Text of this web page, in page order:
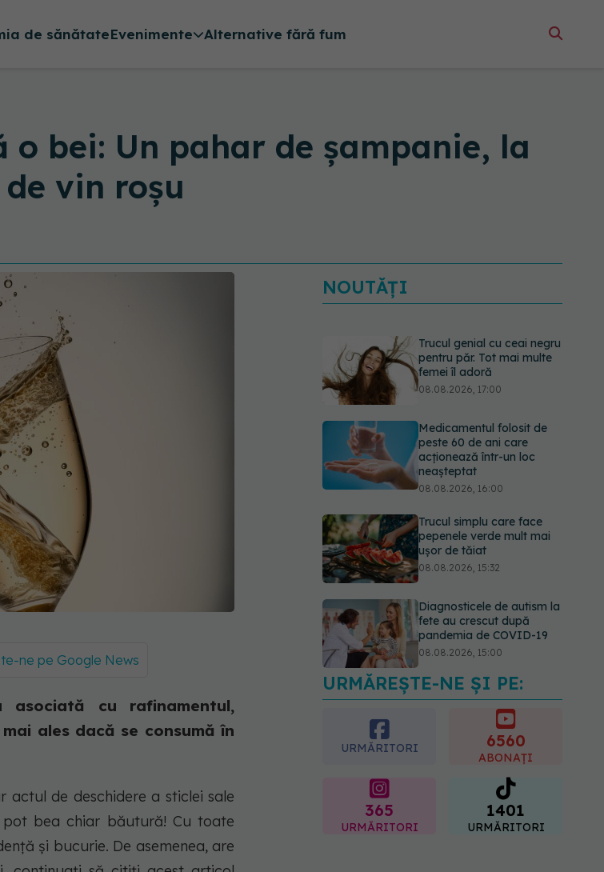
de sănătateEvenimente Alternative fără fum
bei: Un pahar de șampanie, la
vin roșu
ne pe Google News
asociată cu rafinamentul,
ales dacă se consumă în
de deschidere a sticlei sale
bea chiar băutură! Cu toate
și bucurie. De asemenea, are
NOUTĂȚI
Trucul genial cu ceai negru
pentru păr. Tot mai multe
femei îl adoră
08.08.2026, 17:00
Medicamentul folosit de
peste 60 de ani care
acționează într-un loc
neașteptat
08.08.2026, 16:00
Trucul simplu care face
pepenele verde mult mai
ușor de tăiat
08.08.2026, 15:32
Diagnosticele de autism la
fete au crescut după
pandemia de COVID-19
08.08.2026, 15:00
Microplasticele pot
traversa bariera
placentară și modifica
08.08.2026, 18:00
URMĂREȘTE-NE ȘI PE:
URMĂRITORI 6560
ABONAȚI
365
URMĂRITORI
1401
URMĂRITORI